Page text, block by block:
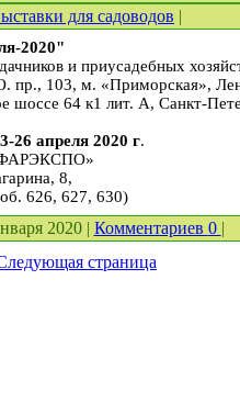
для садоводов |
2020"
и приусадебных
пр., 103, м. «Приморская»,
шоссе 64 к1 лит. А, Санкт-
26 апреля 2020 г.
8,
626, 627, 630)
2020 | Комментариев 0 |
страница